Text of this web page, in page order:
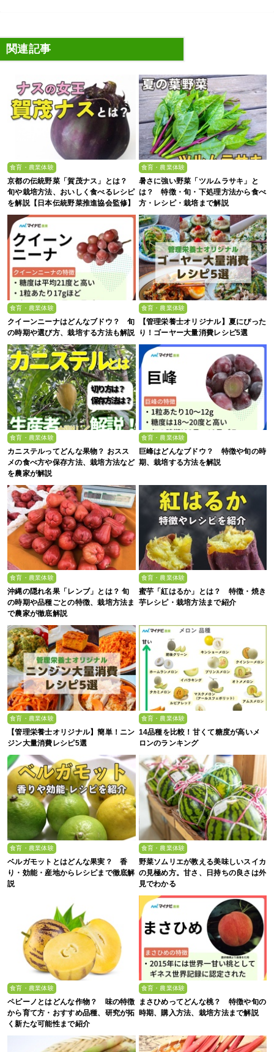
関連記事
食育・農業体験
京都の伝統野菜「賀茂ナス」とは？
旬や栽培方法、おいしく食べるレシピ
を解説【日本伝統野菜推進協会監修】
食育・農業体験
暑さに強い野菜「ツルムラサキ」と
は？ 特徴・旬・下処理方法から食べ
方・レシピ・栽培まで解説
食育・農業体験
クイーンニーナはどんなブドウ？ 旬
の時期や選び方、栽培する方法も解説
食育・農業体験
【管理栄養士オリジナル】夏にぴった
り！ゴーヤー大量消費レシピ5選
食育・農業体験
カニステルってどんな果物？ おスス
メの食べ方や保存方法、栽培方法など
を農家が解説
食育・農業体験
巨峰はどんなブドウ？ 特徴や旬の時
期、栽培する方法を解説
食育・農業体験
沖縄の隠れ名果「レンブ」とは？ 旬
の時期や品種ごとの特徴、栽培方法ま
で農家が徹底解説
食育・農業体験
蜜芋「紅はるか」とは？ 特徴・焼き
芋レシピ・栽培方法まで紹介
食育・農業体験
【管理栄養士オリジナル】簡単！ニン
ジン大量消費レシピ5選
食育・農業体験
14品種を比較！甘くて糖度が高いメ
ロンのランキング
食育・農業体験
ベルガモットとはどんな果実？ 香
り・効能・産地からレシピまで徹底解
説
食育・農業体験
野菜ソムリエが教える美味しいスイカ
の見極め方。甘さ、日持ちの良さは外
見でわかる
食育・農業体験
ペピーノとはどんな作物？ 味の特徴
から育て方・おすすめ品種、研究が拓
く新たな可能性まで紹介
食育・農業体験
まさひめってどんな桃？ 特徴や旬の
時期、購入方法、栽培方法まで解説